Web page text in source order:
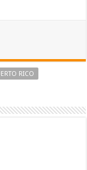
RICO